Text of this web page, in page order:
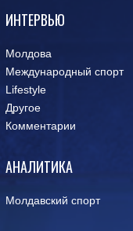
ИНТЕРВЬЮ
Молдова
Международный спорт
Lifestyle
Другое
Комментарии
АНАЛИТИКА
Молдавский спорт